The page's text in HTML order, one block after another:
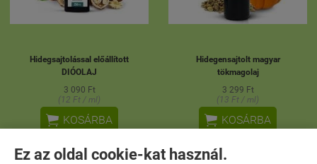
Ez az oldal cookie-kat használ.
Hidegsajtolással előállított
DIÓOLAJ
3 090 Ft
(12 Ft / ml)
 KOSÁRBA
Hidegensajtolt magyar
tökmagolaj
3 299 Ft
(13 Ft / ml)
 KOSÁRBA